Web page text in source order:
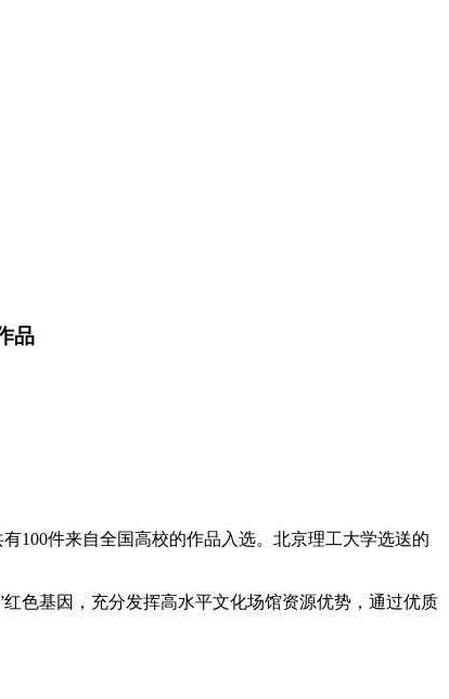
品
100件来自全国高校的作品入选。北京理工大学选送的
色基因，充分发挥高水平文化场馆资源优势，通过优质